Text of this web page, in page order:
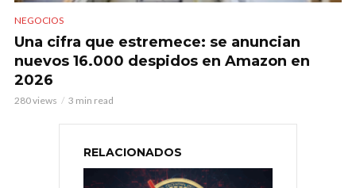
NEGOCIOS
Una cifra que estremece: se anuncian
nuevos 16.000 despidos en Amazon en
2026
280 views 3 min read
RELACIONADOS